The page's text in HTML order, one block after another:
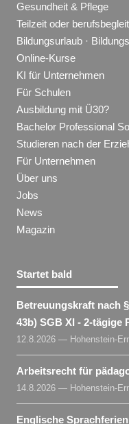
Gesundheit & Pflege
Teilzeit oder
Bildungsurlaub ·
Online-Kurse
KI für Unternehmen
Für Schulen
Ausbildung mit Ü30?
Bachelor Professional
Studieren nach der
Für Unternehmen
Über uns
Jobs
News
Magazin
Startet bald
Betreuungskraft nach
43b) SGB XI - 2-
12.8.2026 — Hohenstein-
Arbeitsrecht für
14.8.2026 — Hohenstein-
Englische